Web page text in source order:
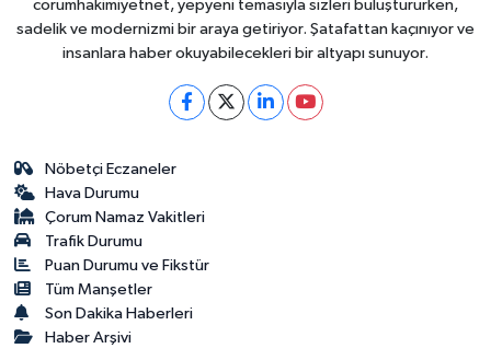
corumhakimiyetnet, yepyeni temasıyla sizleri buluştururken,
sadelik ve modernizmi bir araya getiriyor. Şatafattan kaçınıyor ve
insanlara haber okuyabilecekleri bir altyapı sunuyor.
Nöbetçi Eczaneler
Hava Durumu
Çorum Namaz Vakitleri
Trafik Durumu
Puan Durumu ve Fikstür
Tüm Manşetler
Son Dakika Haberleri
Haber Arşivi